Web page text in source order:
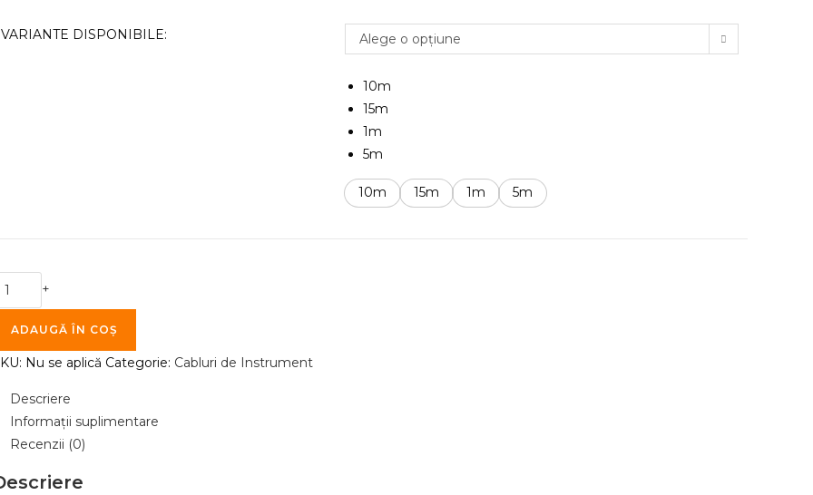
VARIANTE DISPONIBILE: Alege o opțiune
10m
15m
1m
5m
10m 15m 1m 5m
Cantitate+
ADAUGĂ ÎN COȘ
Nu se aplică Categorie: Cabluri de Instrument
Descriere
Informații suplimentare
Recenzii (0)